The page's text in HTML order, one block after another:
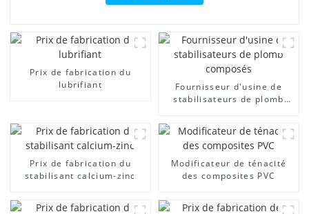
Prix ​​de fabrication du
lubrifiant
Fournisseur d'usine de
stabilisateurs de plomb
Prix ​​de fabrication du
stabilisant calcium-zinc
Modificateur de ténacité
des composites PVC